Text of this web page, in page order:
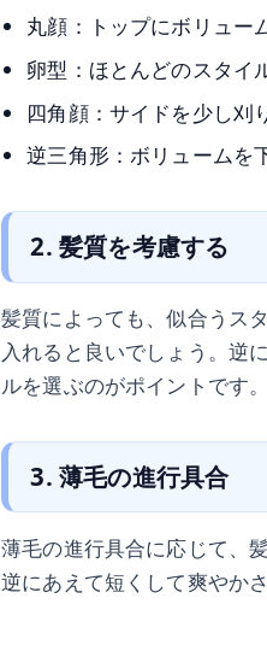
丸顔：トップにボリュー
卵型：ほとんどのスタイ
四角顔：サイドを少し刈
逆三角形：ボリュームを
2. 髪質を考慮する
髪質によっても、似合うス
入れると良いでしょう。逆
ルを選ぶのがポイントです。
3. 薄毛の進行具合
薄毛の進行具合に応じて、
逆にあえて短くして爽やか